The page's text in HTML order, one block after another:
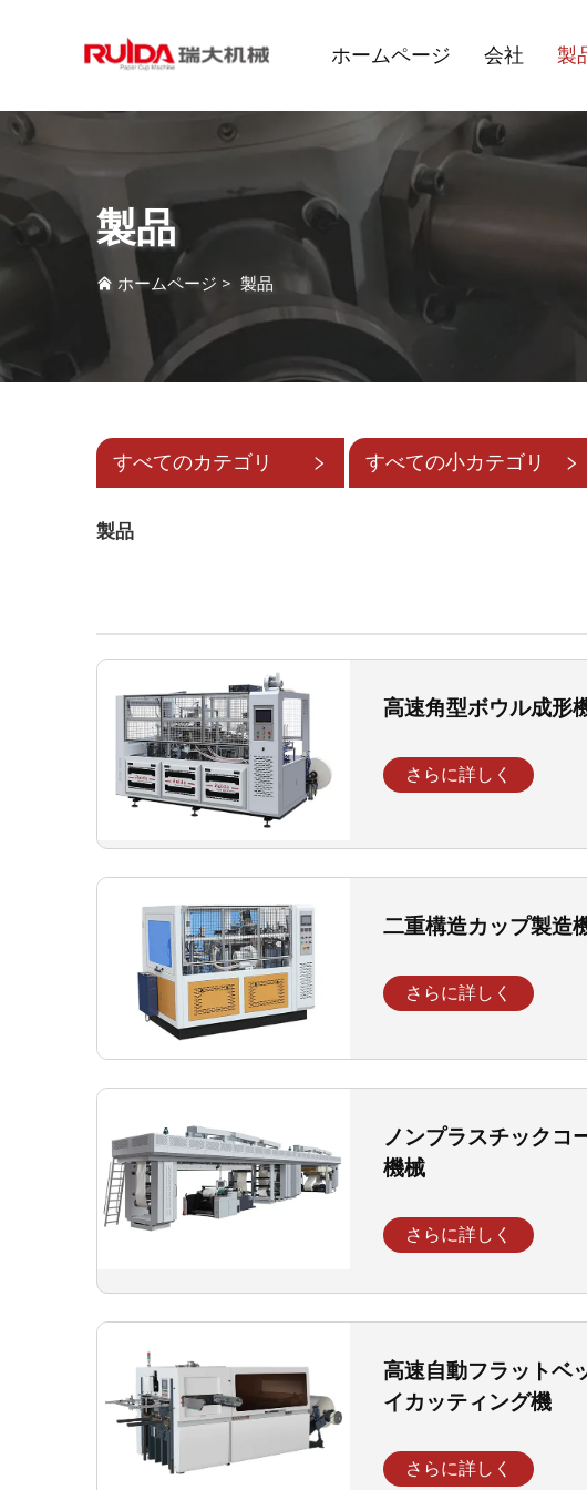
ホームページ 会社 製
製品
ホームページ > 製品
すべてのカテゴリ すべての小カテゴリ
製品
高速角型ボウル成形
さらに詳しく
二重構造カップ製造
さらに詳しく
ノンプラスチックコ
機械
さらに詳しく
高速自動フラットベ
イカッティング機
さらに詳しく